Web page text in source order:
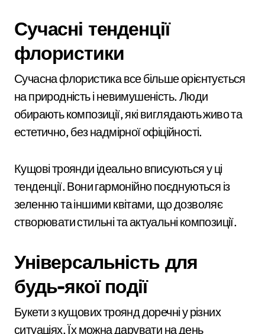
Сучасні тенденції
флористики
Сучасна флористика все більше орієнтується
на природність і невимушеність. Люди
обирають композиції, які виглядають живо та
естетично, без надмірної офіційності.
Кущові троянди ідеально вписуються у ці
тенденції. Вони гармонійно поєднуються із
зеленню та іншими квітами, що дозволяє
створювати стильні та актуальні композиції.
Універсальність для
будь-якої події
Букети з кущових троянд доречні у різних
ситуаціях. Їх можна дарувати на день